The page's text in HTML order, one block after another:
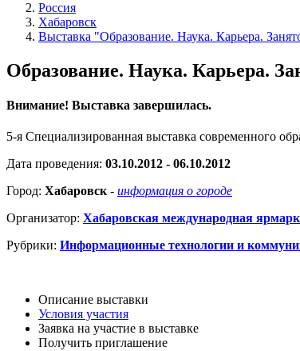
Россия
Хабаровск
Выставка "Образование. Наука. Карьера.
Образование. Наука. Карьера.
Внимание! Выставка завершилась.
5-я Специализированная выставка современного
Дата проведения: 03.10.2012 - 06.10.2012
Город: Хабаровск - информация о городе
Организатор: Хабаровская международная
Рубрики: Информационные технологии и
Описание выставки
Условия участия
Заявка на участие в выставке
Получить приглашение